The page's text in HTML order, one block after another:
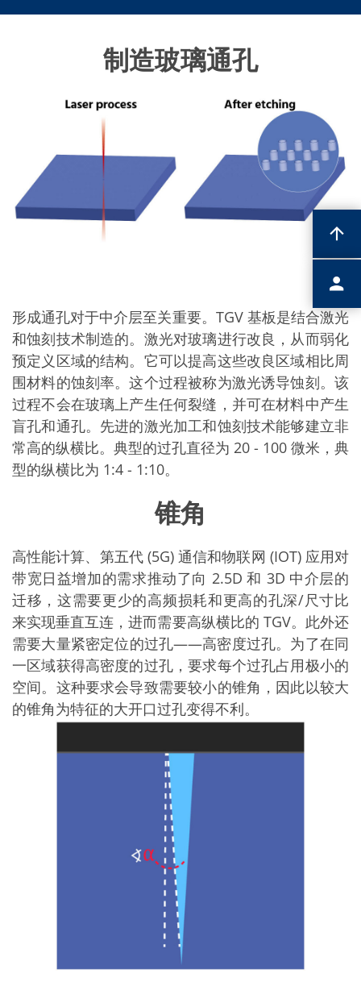
制造玻璃通孔
形成通孔对于中介层至关重要。TGV 基板是结合激光
和蚀刻技术制造的。激光对玻璃进行改良，从而弱化
预定义区域的结构。它可以提高这些改良区域相比周
围材料的蚀刻率。这个过程被称为激光诱导蚀刻。该
过程不会在玻璃上产生任何裂缝，并可在材料中产生
盲孔和通孔。先进的激光加工和蚀刻技术能够建立非
常高的纵横比。典型的过孔直径为 20 - 100 微米，典
型的纵横比为 1:4 - 1:10。
锥角
高性能计算、第五代 (5G) 通信和物联网 (IOT) 应用对
带宽日益增加的需求推动了向 2.5D 和 3D 中介层的
迁移，这需要更少的高频损耗和更高的孔深/尺寸比
来实现垂直互连，进而需要高纵横比的 TGV。此外还
需要大量紧密定位的过孔——高密度过孔。为了在同
一区域获得高密度的过孔，要求每个过孔占用极小的
空间。这种要求会导致需要较小的锥角，因此以较大
的锥角为特征的大开口过孔变得不利。